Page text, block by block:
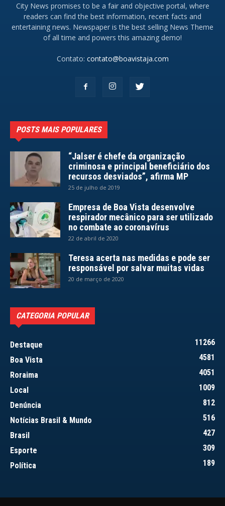
City News promises to be a fair and objective portal, where
readers can find the best information, recent facts and
entertaining news. Newspaper is the best selling News Theme
of all time and powers this amazing demo!
Contato: contato@boavistaja.com
POSTS MAIS POPULARES
“Jalser é chefe da organização
criminosa e principal beneficiário dos
recursos desviados”, afirma MP
25 de julho de 2019
Empresa de Boa Vista desenvolve
respirador mecânico para ser utilizado
no combate ao coronavírus
22 de abril de 2020
Teresa acerta nas medidas e pode ser
responsável por salvar muitas vidas
20 de março de 2020
CATEGORIA POPULAR
Destaque
11266
Boa Vista
4581
Roraima
4051
Local
1009
Denúncia
812
Notícias Brasil & Mundo
516
Brasil
427
Esporte
309
Política
189